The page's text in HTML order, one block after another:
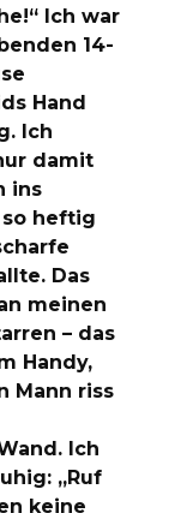
Ich war
14-
Hand
Ich
damit
ins
heftig
Das
meinen
– das
Handy,
Mann riss
Ich
„Ruf
keine